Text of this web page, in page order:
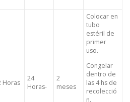
Horas
24
Horas-
2
meses
Colocar en
tubo
estéril de
primer
uso.
Congelar
dentro de
las 4 hs de
recolecció
n.